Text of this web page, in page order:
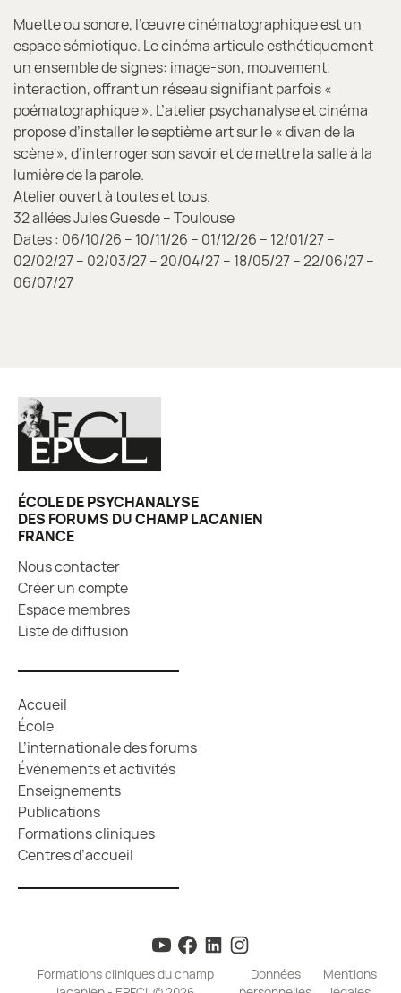
Muette ou sonore, l’œuvre cinématographique est un
espace sémiotique. Le cinéma articule esthétiquement
un ensemble de signes: image-son, mouvement,
interaction, offrant un réseau signifiant parfois «
poématographique ». L’atelier psychanalyse et cinéma
propose d’installer le septième art sur le « divan de la
scène », d’interroger son savoir et de mettre la salle à la
lumière de la parole.
Atelier ouvert à toutes et tous.
32 allées Jules Guesde – Toulouse
Dates : 06/10/26 – 10/11/26 – 01/12/26 – 12/01/27 –
02/02/27 – 02/03/27 – 20/04/27 – 18/05/27 – 22/06/27 –
06/07/27
ÉCOLE DE PSYCHANALYSE
DES FORUMS DU CHAMP LACANIEN
FRANCE
Nous contacter
Créer un compte
Espace membres
Liste de diffusion
Accueil
École
L’internationale des forums
Événements et activités
Enseignements
Publications
Formations cliniques
Centres d’accueil
Formations cliniques du champ
Données
Mentions